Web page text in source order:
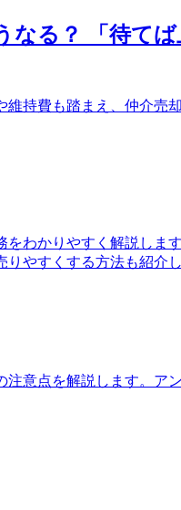
なる？ 「待て
持費も踏まえ、仲介売
わかりやすく解説しま
やすくする方法も紹介し
意点を解説します。ア